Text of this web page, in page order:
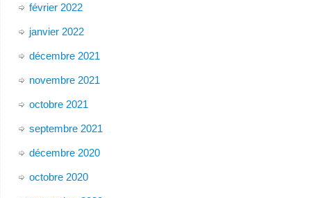
février 2022
janvier 2022
décembre 2021
novembre 2021
octobre 2021
septembre 2021
décembre 2020
octobre 2020